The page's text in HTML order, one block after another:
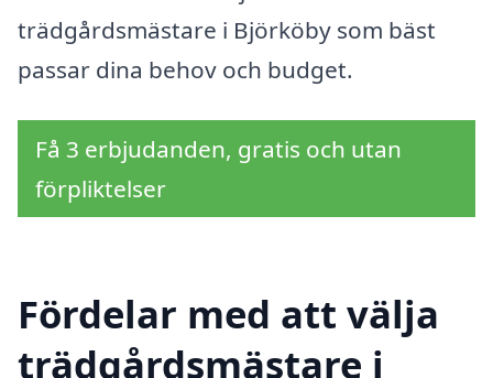
trädgårdsmästare i Björköby som bäst
passar dina behov och budget.
Få 3 erbjudanden, gratis och utan
förpliktelser
Fördelar med att välja
trädgårdsmästare i